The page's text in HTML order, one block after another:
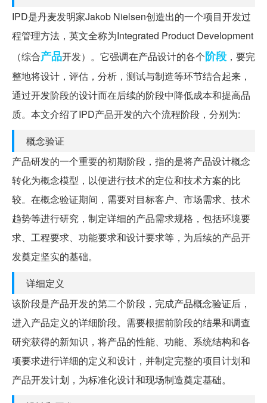
IPD是丹麦发明家Jakob Nielsen创造出的一个项目开发过
程管理方法，英文全称为Integrated Product Development
（综合产品开发）。它强调在产品设计的各个阶段 ，要完
整地将设计，评估，分析，测试与制造等环节结合起来，
通过开发阶段的设计而在后续的阶段中降低成本和提高品
质。本文介绍了IPD产品开发的六个流程阶段，分别为:
概念验证
产品研发的一个重要的初期阶段，指的是将产品设计概念
转化为概念模型，以便进行技术的定位和技术方案的比
较。在概念验证期间，需要对目标客户、市场需求、技术
趋势等进行研究，制定详细的产品需求规格，包括环境要
求、工程要求、功能要求和设计要求等，为后续的产品开
发奠定坚实的基础。
详细定义
该阶段是产品开发的第二个阶段，完成产品概念验证后，
进入产品定义的详细阶段。需要根据前阶段的结果和调查
研究获得的新知识，将产品的性能、功能、系统结构和各
项要求进行详细的定义和设计，并制定完整的项目计划和
产品开发计划，为标准化设计和现场制造奠定基础。